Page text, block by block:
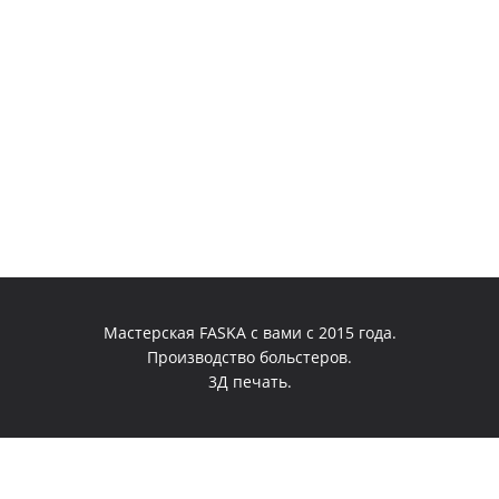
Мастерская FASKA с вами с 2015 года.
Производство больстеров.
3Д печать.